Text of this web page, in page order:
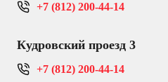
+7 (812) 200-44-14
Кудровский проезд 3
+7 (812) 200-44-14